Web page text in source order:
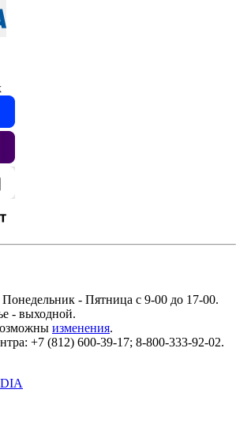
- Пятница с 9-00 до 17-00.
- выходной.
изменения.
+7 (812) 600-39-17; 8-800-333-92-02.